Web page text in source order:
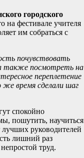
городского
на фестивале учителя
им собраться с
почувствовать
также посмотреть на
переплетение
время сделали шаг
спокойно
пошутить, научиться
руководителей
лишний раз
труд.